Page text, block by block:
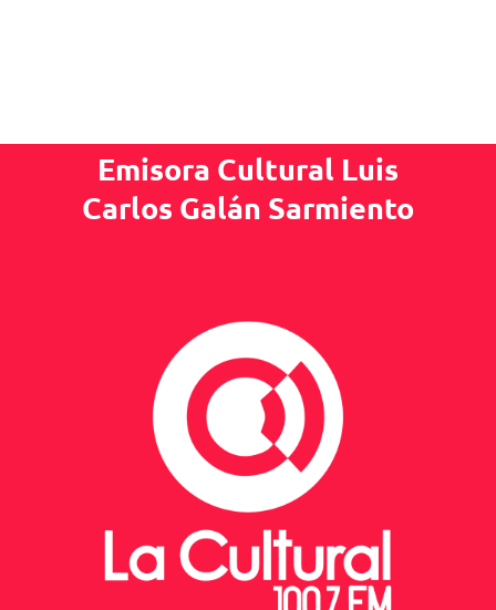
Emisora Cultural Luis
Carlos Galán Sarmiento